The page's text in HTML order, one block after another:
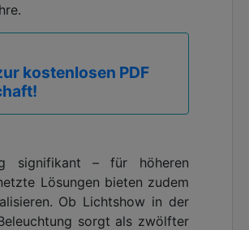
kostenlosen PDF
signifikant – für höheren
Lösungen bieten zudem
Ob Lichtshow in der
sorgt als zwölfter